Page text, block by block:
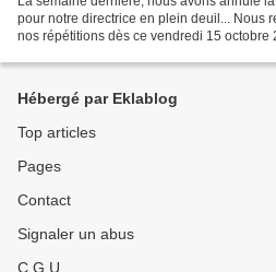
pour notre directrice en plein deuil... Nous
nos répétitions dès ce vendredi 15 octobre
Hébergé par Eklablog
Top articles
Pages
Contact
Signaler un abus
C.G.U.